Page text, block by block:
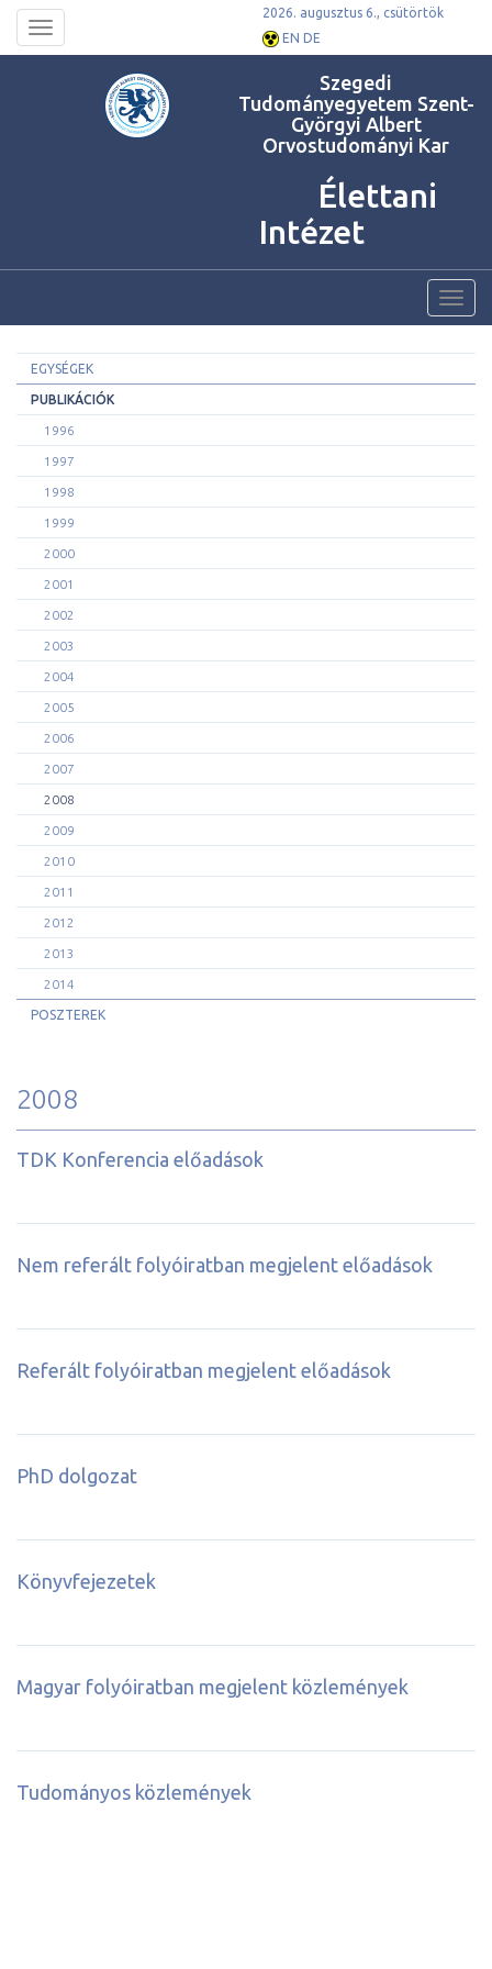
Toggle
navigation
2026. augusztus 6., csütörtök
EN DE
Szegedi
Tudományegyetem Szent-
Györgyi Albert
Orvostudományi Kar
Élettani
Intézet
EGYSÉGEK
PUBLIKÁCIÓK
1996
1997
1998
1999
2000
2001
2002
2003
2004
2005
2006
2007
2008
2009
2010
2011
2012
2013
2014
POSZTEREK
2008
TDK Konferencia előadások
Nem referált folyóiratban megjelent előadások
Referált folyóiratban megjelent előadások
PhD dolgozat
Könyvfejezetek
Magyar folyóiratban megjelent közlemények
Tudományos közlemények